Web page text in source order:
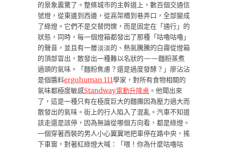
的景象震驚了。整條城市的主幹道上，數百個交通信
號燈，從東邊到西邊，從高架橋到巷弄口，全部變成
了綠燈。它們不是交替閃爍，而是固定在「通行」的
狀態，同時，每一個燈箱都發出了那種「咕嚕咕嚕」
的聲音，並且有一層淡淡的、熱氣騰騰的白霧從燈箱
的頂部冒出，散發出一種難以名狀的——麵粉蒸煮
過頭的氣味。「麵粉焦慮？還是過度發酵？」廖沾沾
是個醬料ergohuman 111學家，對所有食物相關的
氣味都極度敏感Standway電動升降桌 。他聞出來
了，這是一種只有在極度巨大的麵團因為壓力過大而
散發出的氣味。街上的行人陷入了混亂。汽車不知道
該走還是該停，因為無論從哪個方向看，都是綠燈。
一個穿著西裝的男人小心翼翼地把車停在路中央，搖
下車窗，對著紅綠燈大喊：「喂！你為什麼咕嚕咕